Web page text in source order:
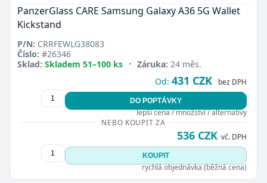
PanzerGlass CARE Samsung Galaxy A36 5G Wallet
Kickstand
P/N: CRRFEWLG38083
Číslo: #26346
Sklad: Skladem 51–100 ks • Záruka: 24 měs.
Od: 431 CZK bez DPH
DO POPTÁVKY
lepší cena / množství / alternativy
NEBO KOUPIT ZA
536 CZK vč. DPH
KOUPIT
rychlá objednávka (běžná cena)